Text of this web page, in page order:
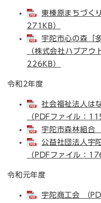
東榛原まちづく
271KB）
宇陀市心の森「
（株式会社ハブアウ
226KB）
令和2年度
社会福祉法人は
（PDFファイル：
宇陀市森林組合
公益社団法人宇
（PDFファイル：
令和元年度
宇陀商工会 （